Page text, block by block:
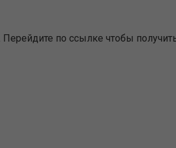
по ссылке чтобы